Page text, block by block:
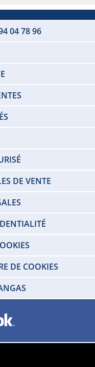
04 78 96
DE VENTE
DE COOKIES